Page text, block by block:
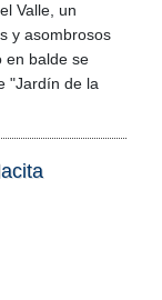
Valle, un
y asombrosos
en balde se
"Jardín de la